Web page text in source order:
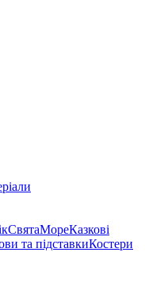
СвятаМореКазкові
та підставкиКостери